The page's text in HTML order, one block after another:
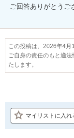
ご回答ありがとうご
この投稿は、2026年4月
ご自身の責任のもと適
たします。
マイリストに入れ